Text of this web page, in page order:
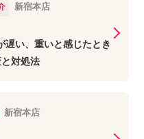
新宿本店
遅い、重いと感じたとき
対処法
新宿本店